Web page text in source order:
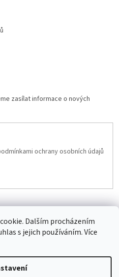
Dalším procházením
s jejich používáním. Více
zasílat informace o nových
ochrany osobních údajů